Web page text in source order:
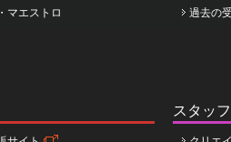
マエストロ
過去の
スタッ